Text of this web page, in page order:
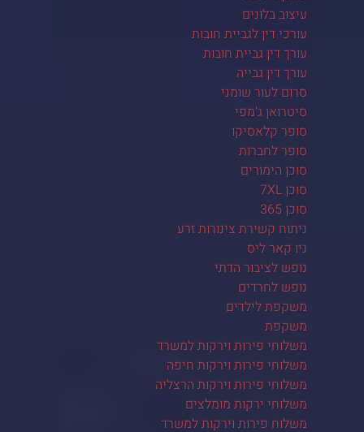
עיצוב בלונים
עורכי דין לגביית חובות
עורך דין גביית חובות
עורך דין גבייה
סרום לעור שומני
סיטרואן ג'מפי
סופר קלאסיקו
סופר לחברות
סוכן הימורים
סוכן 7XL
סוכן 365
ניתוח קשירת צינורות זרע
ניו קאר ליס
נופש לציבור הדתי
נופש לחרדים
משקפת לילדים
משקפת
משלוחי פירות וירקות למשרד
משלוחי פירות וירקות חיפה
משלוחי פירות וירקות הרצליה
משלוחי ירקות מומלצים
משלוח פירות וירקות למשרד